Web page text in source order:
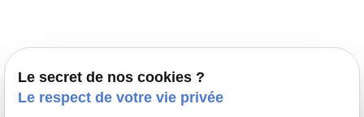
Pensions
Le secret de nos cookies ?
Le respect de votre vie privée